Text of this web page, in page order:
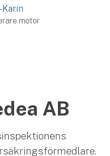
Karin
motor
AB